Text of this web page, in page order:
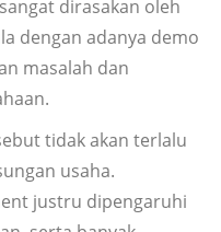
dirasakan oleh
dengan adanya demo
masalah dan
tidak akan terlalu
usaha.
justru dipengaruhi